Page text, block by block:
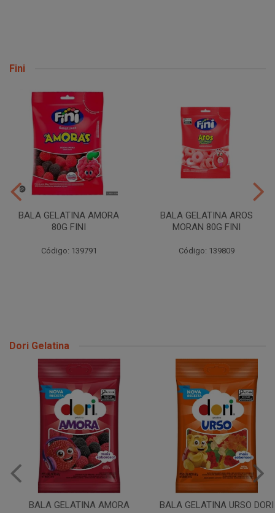
Fini
BALA GELATINA AMORA
80G FINI
Código: 139791
BALA GELATINA AROS
MORAN 80G FINI
Código: 139809
Dori Gelatina
BALA GELATINA AMORA
BALA GELATINA URSO DORI